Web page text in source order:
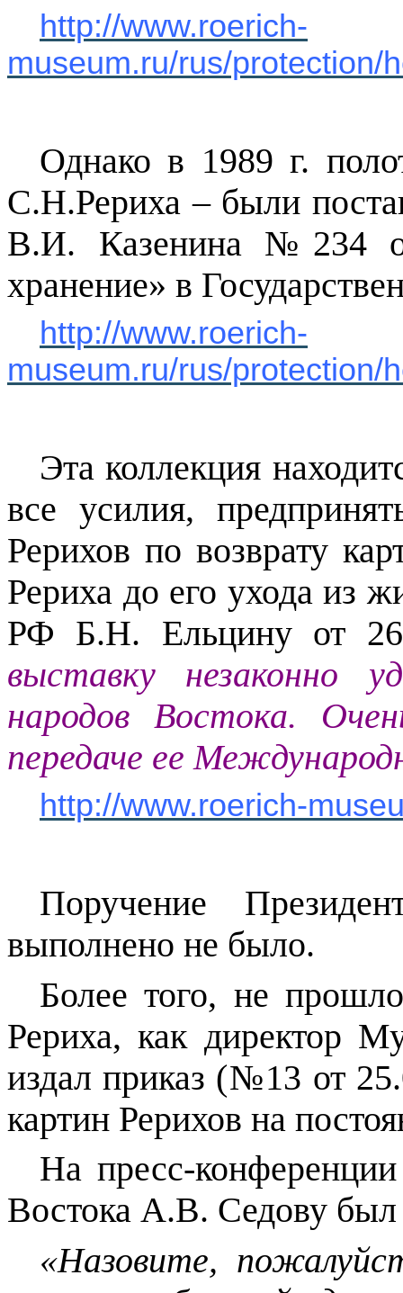
http://www.roerich-
museum.ru/rus/protection/
Однако в 1989 г.
С.Н.Рериха – были
В.И. Казенина№234 от
хранение» в
http://www.roerich-
museum.ru/rus/protection/
Эта коллекция
все усилия,
Рерихов по возврату
Рериха до его ухода из
РФ Б.Н. Ельцину от
выставку незаконно
народов Востока.
передаче ее
http://www.roerich-
Поручение
выполнено не было.
Более того, не
Рериха, как директор
издал приказ (№13 от
картин Рерихов на
На пресс-
Востока А.В. Седову был
«Назовите,